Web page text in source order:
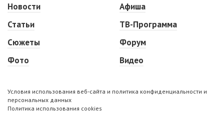
Новости
Статьи
Сюжеты
Фото
Афиша
ТВ-Программа
Форум
Видео
Условия использования веб-сайта и политика конфиденциальности и
персональных данных
Политика использования cookies